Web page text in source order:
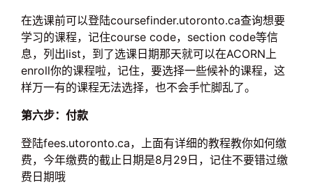
在选课前可以登陆coursefinder.utoronto.ca查询想要
学习的课程，记住course code，section code等信
息，列出list，到了选课日期那天就可以在ACORN上
enroll你的课程啦，记住，要选择一些候补的课程，这
样万一有的课程无法选择，也不会手忙脚乱了。
第六步：付款
登陆fees.utoronto.ca，上面有详细的教程教你如何缴
费，今年缴费的截止日期是8月29日，记住不要错过缴
费日期哦